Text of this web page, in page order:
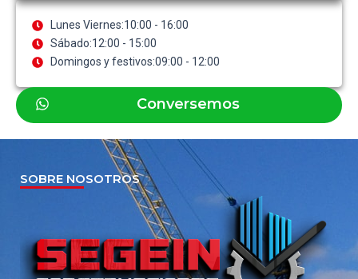
Lunes Viernes:10:00 - 16:00
Sábado:12:00 - 15:00
Domingos y festivos:09:00 - 12:00
Conversemos
SOBRE NOSOTROS